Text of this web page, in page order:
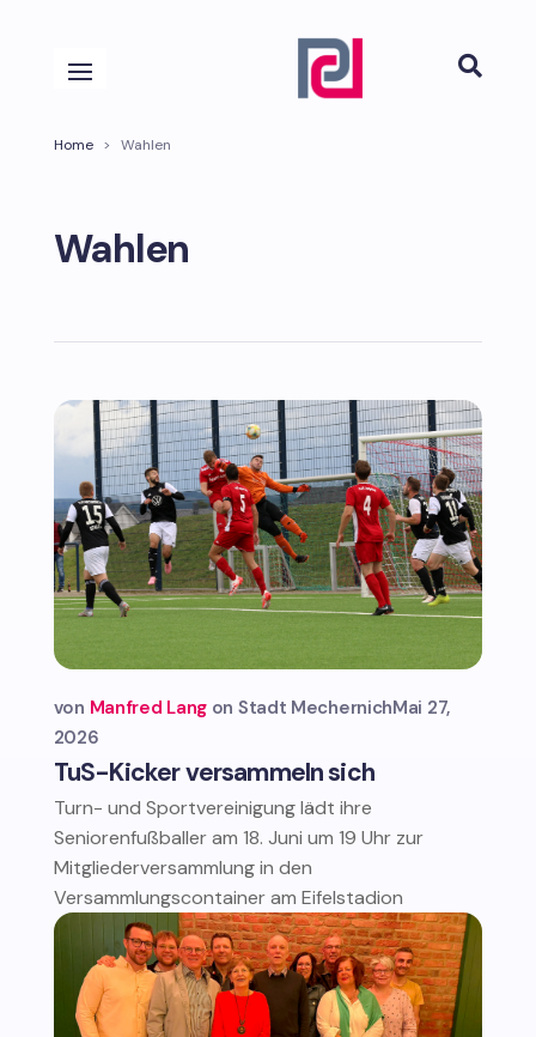

Home > Wahlen
Wahlen
TuS-Kicker versammeln sich
von Manfred Lang Stadt MechernichMai 27,
2026
Turn- und Sportvereinigung lädt ihre
Seniorenfußballer am 18. Juni um 19 Uhr zur
Mitgliederversammlung in den
Versammlungscontainer am Eifelstadion